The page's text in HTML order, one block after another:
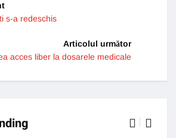
s-a redeschis
Articolul următor
acces liber la dosarele medicale